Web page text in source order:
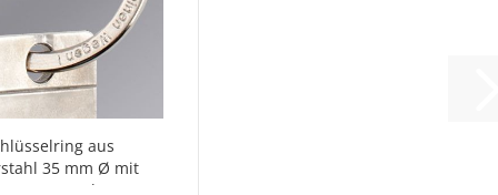
aus
35 mm Ø mit
Segensspruch